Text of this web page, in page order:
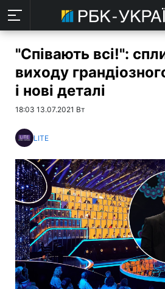
"Співають всі!":
виходу
і нові деталі
18:03 13.07.2021 Вт
LITE